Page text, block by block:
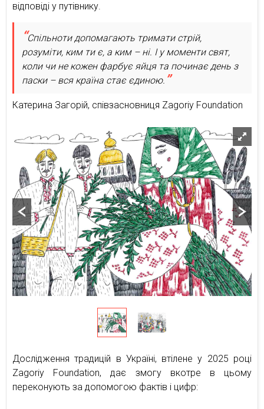
відповіді у путівнику.
Спільноти допомагають тримати стрій,
розуміти, ким ти є, а ким – ні. І у моменти свят,
коли чи не кожен фарбує яйця та починає день з
паски – вся країна стає єдиною.
Катерина Загорій, співзасновниця Zagoriy Foundation
Дослідження традицій в Україні, втілене у 2025 році
Zagoriy Foundation, дає змогу вкотре в цьому
переконують за допомогою фактів і цифр: